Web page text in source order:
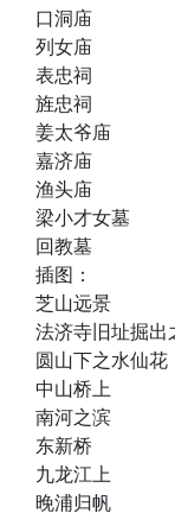
口洞庙
列女庙
表忠祠
旌忠祠
姜太爷庙
嘉济庙
渔头庙
梁小才女墓
回教墓
插图：
芝山远景
法济寺旧址掘出
圆山下之水仙花
中山桥上
南河之滨
东新桥
九龙江上
晚浦归帆